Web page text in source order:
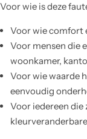
Voor wie is deze
Voor wie comfort
Voor mensen die
woonkamer,
Voor wie waarde
eenvoudig
Voor iedereen